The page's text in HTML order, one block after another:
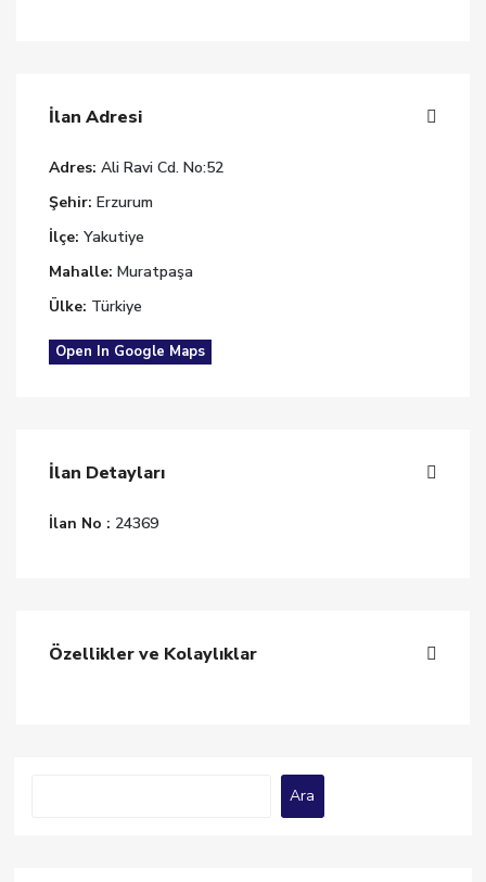
İlan Adresi
Adres: Ali Ravi Cd. No:52
Şehir: Erzurum
İlçe: Yakutiye
Mahalle: Muratpaşa
Ülke: Türkiye
Open In Google Maps
İlan Detayları
İlan No : 24369
Özellikler ve Kolaylıklar
Ara